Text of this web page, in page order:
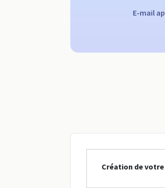
E-mail
Création de